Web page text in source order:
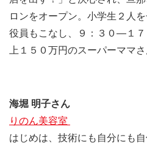
ロンをオープン。小学生２人
役員もこなし、９：３０―１
上１５０万円のスーパーママさ
海堀 明子さん
りのん美容室
はじめは、技術にも自分にも